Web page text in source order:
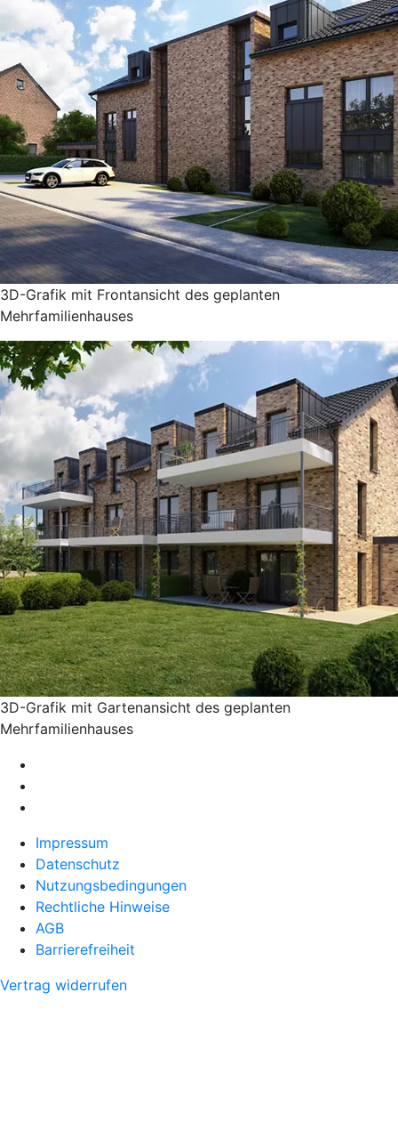
3D-Grafik mit Frontansicht des geplanten
Mehrfamilienhauses
3D-Grafik mit Gartenansicht des geplanten
Mehrfamilienhauses
Impressum
Datenschutz
Nutzungsbedingungen
Rechtliche Hinweise
AGB
Barrierefreiheit
Vertrag widerrufen